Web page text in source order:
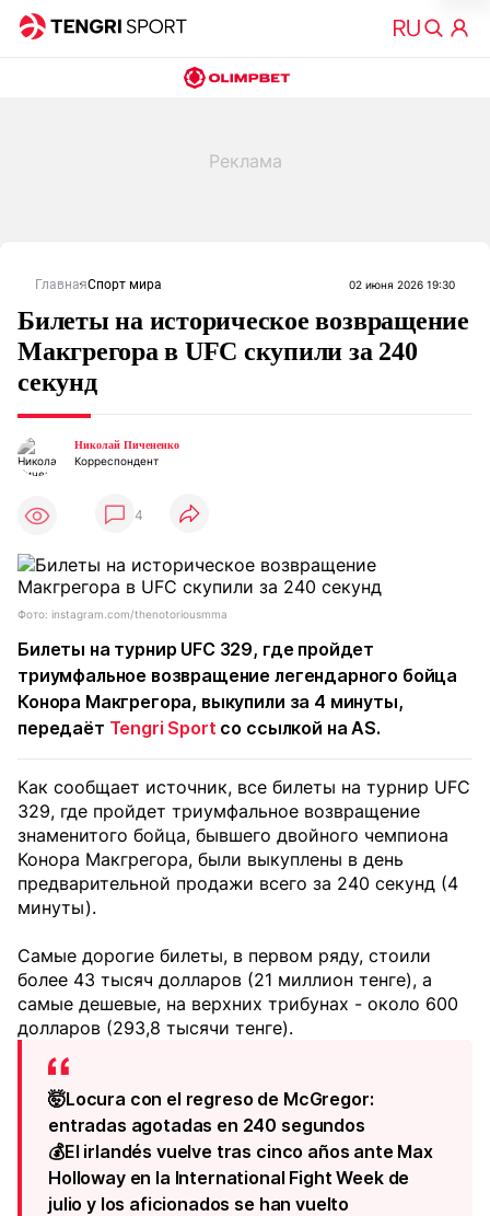
ГлавнаяСпорт мира 02 июня 2026 19:30
Билеты на историческое возвращение
Макгрегора в UFC скупили за 240
секунд
Николай Пичененко
Корреспондент
4
Фото: instagram.com/thenotoriousmma
Билеты на турнир UFC 329, где пройдет
триумфальное возвращение легендарного бойца
Конора Макгрегора, выкупили за 4 минуты,
передаёт Tengri Sport со ссылкой на AS.
Как сообщает источник, все билеты на турнир UFC
329, где пройдет триумфальное возвращение
знаменитого бойца, бывшего двойного чемпиона
Конора Макгрегора, были выкуплены в день
предварительной продажи всего за 240 секунд (4
минуты).
Самые дорогие билеты, в первом ряду, стоили
более 43 тысяч долларов (21 миллион тенге), а
самые дешевые, на верхних трибунах - около 600
долларов (293,8 тысячи тенге).
🤯Locura con el regreso de McGregor:
entradas agotadas en 240 segundos
💰El irlandés vuelve tras cinco años ante Max
Holloway en la International Fight Week de
julio y los aficionados se han vuelto